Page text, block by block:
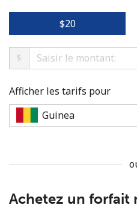
8 caractères minimum
⁦$20⁩
$
Afficher les tarifs pour
Achetez un forfait